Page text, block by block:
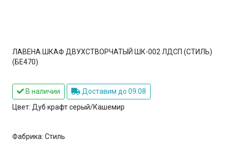
ЛАВЕНА ШКАФ ДВУХСТВОРЧАТЫЙ ШК-002 ЛДСП (СТИЛЬ)
(БЕ470)
В наличии
Доставим до 09.08
Цвет: Дуб крафт серый/Кашемир
Фабрика: Стиль